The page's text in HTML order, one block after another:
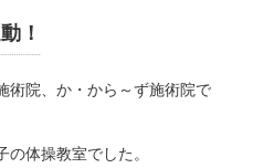
！
術院、か・から～ず施術院で
体操教室でした。